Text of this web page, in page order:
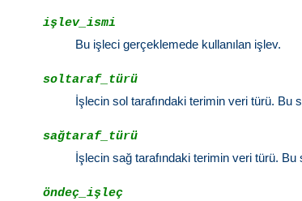
işlev_ismi
Bu işleci gerçeklemede kullanılan işlev.
soltaraf_türü
İşlecin sol tarafındaki terimin veri türü. Bu
sağtaraf_türü
İşlecin sağ tarafındaki terimin veri türü. Bu
öndeç_işleç